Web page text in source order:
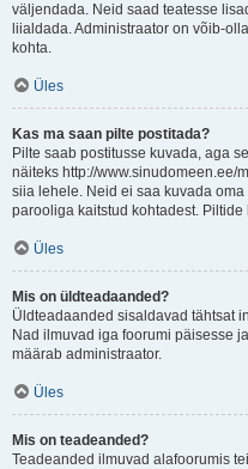
väljendada. Neid saad teatesse
liialdada. Administraator on võib-
kohta.
Üles
Kas ma saan pilte postitada?
Pilte saab postitusse kuvada, aga
näiteks http://www.sinudomeen.ee/
siia lehele. Neid ei saa kuvada
parooliga kaitstud kohtadest.
Üles
Mis on üldteadaanded?
Üldteadaanded sisaldavad tähtsat
Nad ilmuvad iga foorumi päisesse
määrab administraator.
Üles
Mis on teadeanded?
Teadeanded ilmuvad alafoorumis